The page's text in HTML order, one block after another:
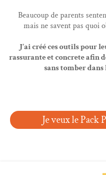
Beaucoup de parents
mais ne savent pas quoi
J’ai créé ces outils pour
rassurante et concrete afin
sans tomber dans
Je veux le Pack